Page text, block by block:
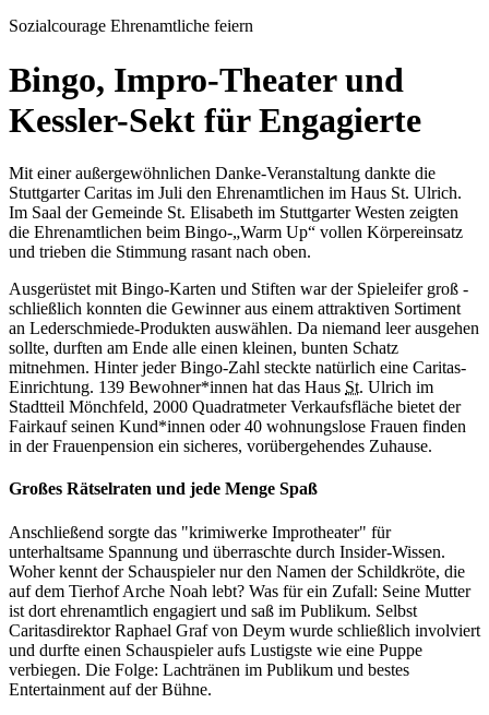
Sozialcourage Ehrenamtliche feiern
Bingo, Impro-Theater und
Kessler-Sekt für Engagierte
Mit einer außergewöhnlichen Danke-Veranstaltung dankte die
Stuttgarter Caritas im Juli den Ehrenamtlichen im Haus St. Ulrich.
Im Saal der Gemeinde St. Elisabeth im Stuttgarter Westen zeigten
die Ehrenamtlichen beim Bingo-„Warm Up“ vollen Körpereinsatz
und trieben die Stimmung rasant nach oben.
Ausgerüstet mit Bingo-Karten und Stiften war der Spieleifer groß -
schließlich konnten die Gewinner aus einem attraktiven Sortiment
an Lederschmiede-Produkten auswählen. Da niemand leer ausgehen
sollte, durften am Ende alle einen kleinen, bunten Schatz
mitnehmen. Hinter jeder Bingo-Zahl steckte natürlich eine Caritas-
Einrichtung. 139 Bewohner*innen hat das Haus St. Ulrich im
Stadtteil Mönchfeld, 2000 Quadratmeter Verkaufsfläche bietet der
Fairkauf seinen Kund*innen oder 40 wohnungslose Frauen finden
in der Frauenpension ein sicheres, vorübergehendes Zuhause.
Großes Rätselraten und jede Menge Spaß
Anschließend sorgte das "krimiwerke Improtheater" für
unterhaltsame Spannung und überraschte durch Insider-Wissen.
Woher kennt der Schauspieler nur den Namen der Schildkröte, die
auf dem Tierhof Arche Noah lebt? Was für ein Zufall: Seine Mutter
ist dort ehrenamtlich engagiert und saß im Publikum. Selbst
Caritasdirektor Raphael Graf von Deym wurde schließlich involviert
und durfte einen Schauspieler aufs Lustigste wie eine Puppe
verbiegen. Die Folge: Lachtränen im Publikum und bestes
Entertainment auf der Bühne.